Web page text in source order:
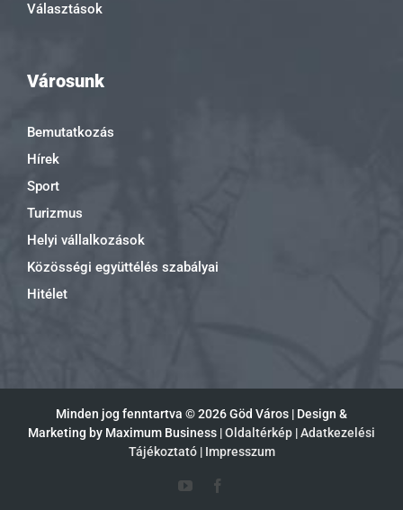
Választások
Városunk
Bemutatkozás
Hírek
Sport
Turizmus
Helyi vállalkozások
Közösségi együttélés szabályai
Hitélet
Minden jog fenntartva ©2026 Göd Város | Design &
Marketing by Maximum Business |Oldaltérkép |Adatkezelési
Tájékoztató| Impresszum
YouTube